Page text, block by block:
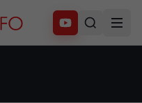
Абонирай се